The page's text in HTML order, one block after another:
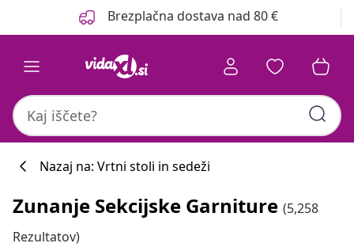
Brezplačna dostava nad 80 €
Nazaj na: Vrtni stoli in sedeži
Zunanje Sekcijske Garniture (5,258
Rezultatov)